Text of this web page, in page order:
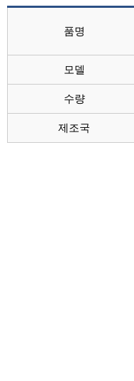
품명
모델
수량
제조국